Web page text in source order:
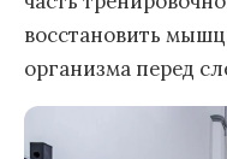
восстановить
организма перед